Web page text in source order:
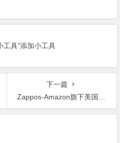
工具”添加小工具
下一篇
Zappos-Amazon旗下美国最大的网上鞋店